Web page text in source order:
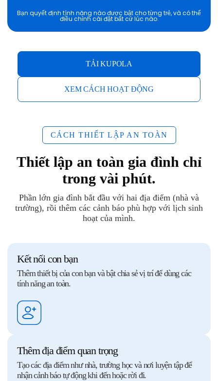
Bạn quyết định tính năng nào được bật cho từng trẻ, và có thể
điều chỉnh cài đặt bất cứ lúc nào.
TẢI KUPOLA
XEM CÁCH HOẠT ĐỘNG
CÁCH THIẾT LẬP AN TOÀN
Thiết lập an toàn gia đình chỉ
trong vài phút.
Phần lớn gia đình bắt đầu với hai địa điểm (nhà và
trường), rồi thêm các cảnh báo phù hợp với lịch sinh
hoạt của mình.
Kết nối con bạn
Thêm thiết bị của con bạn và bật chia sẻ vị trí để dùng các
tính năng an toàn.
Thêm địa điểm quan trọng
Tạo các địa điểm như nhà, trường học và nơi luyện tập để
nhận cảnh báo tự động khi đến hoặc rời đi.